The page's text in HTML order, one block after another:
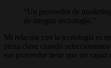
Un proveedor de
de integrar tecnología.
Mi relación con la tecnología es
pieza clave cuando
ese proveedor tiene que ser capaz